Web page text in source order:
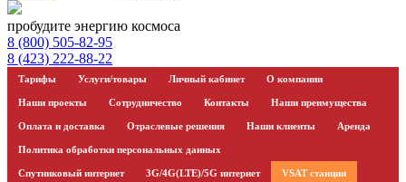
пробудите энергию космоса
8 (800) 505-82-95
8 (423) 222-88-22
Тарифы Услуги/товары Личный кабинет О компании
Наши проекты Сотрудничество Контакты Наши преимущества
Оплата и доставка Отраслевые решения Наши клиенты Аренда
Политика обработки персональных данных
Спутниковый интернет 3G/4G(LTE)/5G интернет VSAT станции